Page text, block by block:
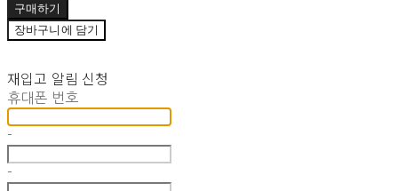
구매하기
장바구니에 담기
재입고 알림 신청
휴대폰 번호
-
-